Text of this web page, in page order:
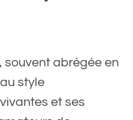
souvent abrégée en
style
et ses